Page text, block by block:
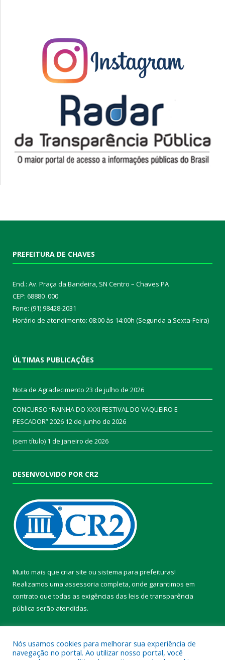
PREFEITURA DE CHAVES
End.: Av. Praça da Bandeira, SN Centro – Chaves PA
CEP: 68880 .000
Fone: (91) 98428-2031
Horário de atendimento: 08:00 às 14:00h (Segunda a Sexta-Feira)
ÚLTIMAS PUBLICAÇÕES
Nota de Agradecimento 23 de julho de 2026
CONCURSO “RAINHA DO XXXI FESTIVAL DO VAQUEIRO E
PESCADOR” 2026 12 de junho de 2026
(sem título) 1 de janeiro de 2026
DESENVOLVIDO POR CR2
Muito mais que criar site ou sistema para prefeituras!
Realizamos uma assessoria completa, onde garantimos em
contrato que todas as exigências das leis de transparência
pública serão atendidas.
Nós usamos cookies para melhorar sua experiência de
navegação no portal. Ao utilizar nosso portal, você